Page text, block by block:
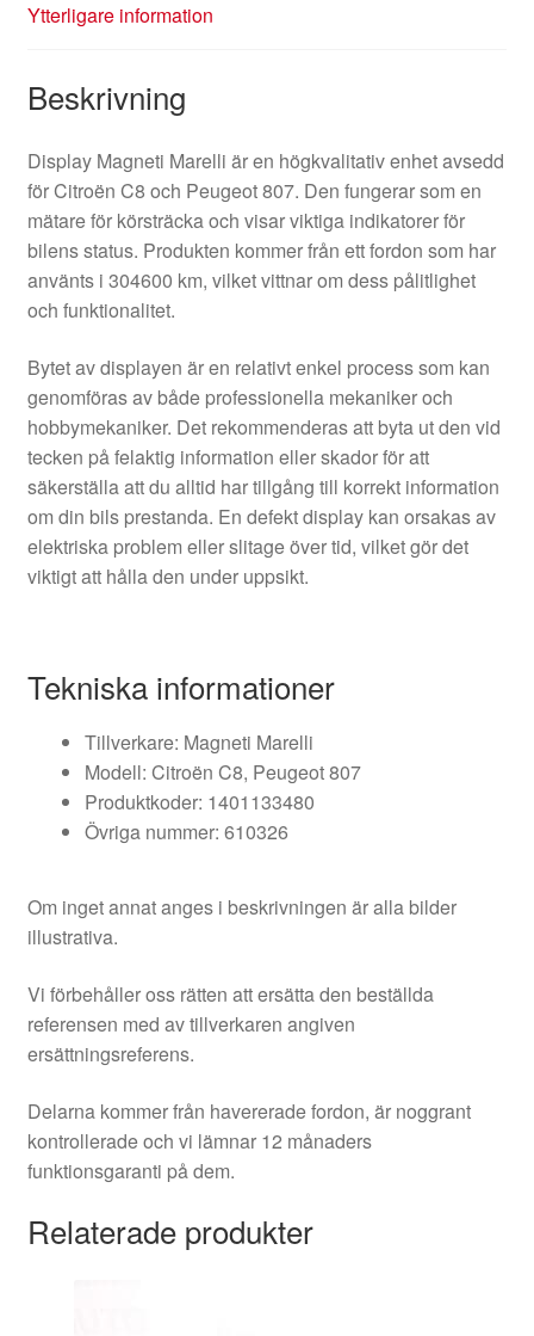
Ytterligare information
Beskrivning
Display Magneti Marelli är en högkvalitativ enhet avsedd
för Citroën C8 och Peugeot 807. Den fungerar som en
mätare för körsträcka och visar viktiga indikatorer för
bilens status. Produkten kommer från ett fordon som har
använts i 304600 km, vilket vittnar om dess pålitlighet
och funktionalitet.
Bytet av displayen är en relativt enkel process som kan
genomföras av både professionella mekaniker och
hobbymekaniker. Det rekommenderas att byta ut den vid
tecken på felaktig information eller skador för att
säkerställa att du alltid har tillgång till korrekt information
om din bils prestanda. En defekt display kan orsakas av
elektriska problem eller slitage över tid, vilket gör det
viktigt att hålla den under uppsikt.
Tekniska informationer
Tillverkare: Magneti Marelli
Modell: Citroën C8, Peugeot 807
Produktkoder: 1401133480
Övriga nummer: 610326
Om inget annat anges i beskrivningen är alla bilder
illustrativa.
Vi förbehåller oss rätten att ersätta den beställda
referensen med av tillverkaren angiven
ersättningsreferens.
Delarna kommer från havererade fordon, är noggrant
kontrollerade och vi lämnar 12 månaders
funktionsgaranti på dem.
Relaterade produkter